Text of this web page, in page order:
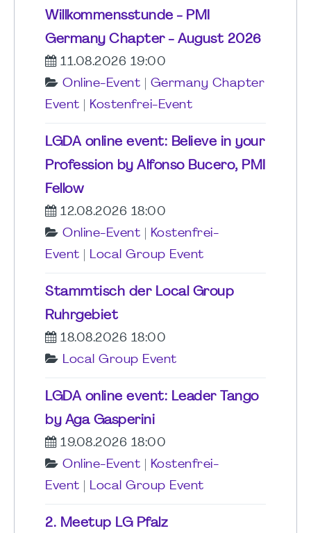
Willkommensstunde - PMI
Germany Chapter - August 2026
11.08.2026 19:00
Online-Event
Germany Chapter
Event
Kostenfrei-Event
LGDA online event: Believe in your
Profession by Alfonso Bucero, PMI
Fellow
12.08.2026 18:00
Online-Event
Kostenfrei-
Event
Local Group Event
Stammtisch der Local Group
Ruhrgebiet
18.08.2026 18:00
Local Group Event
LGDA online event: Leader Tango
by Aga Gasperini
19.08.2026 18:00
Online-Event
Kostenfrei-
Event
Local Group Event
2. Meetup LG Pfalz